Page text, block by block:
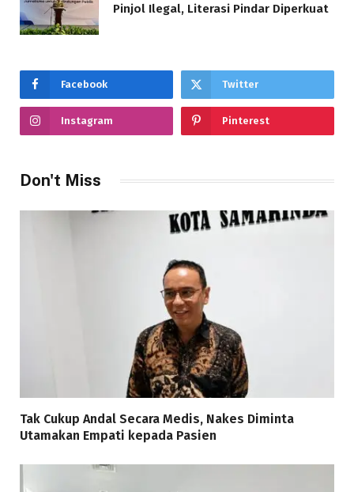
Pinjol Ilegal, Literasi Pindar Diperkuat
Facebook Twitter
Instagram Pinterest
Don't Miss
Tak Cukup Andal Secara Medis, Nakes Diminta
Utamakan Empati kepada Pasien